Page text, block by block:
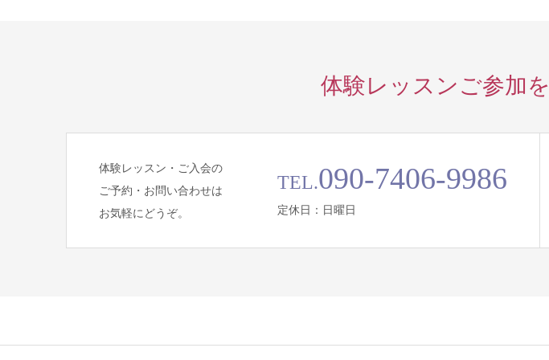
体験レッスンご参加を
体験レッスン・ご入会の
ご予約・お問い合わせは
お気軽にどうぞ。
TEL.090-7406-9986
定休日：日曜日